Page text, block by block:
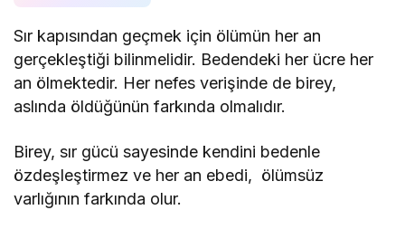
Sır kapısından geçmek için ölümün her an
gerçekleştiği bilinmelidir. Bedendeki her ücre her
an ölmektedir. Her nefes verişinde de birey,
aslında öldüğünün farkında olmalıdır.
Birey, sır gücü sayesinde kendini bedenle
özdeşleştirmez ve her an ebedi, ölümsüz
varlığının farkında olur.